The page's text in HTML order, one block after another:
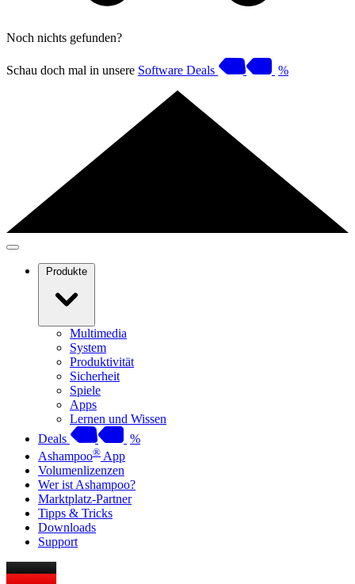
Noch nichts gefunden?
Schau doch mal in unsere Software Deals %
Produkte
Multimedia
System
Produktivität
Sicherheit
Spiele
Apps
Lernen und Wissen
Deals
%
Ashampoo® App
Volumenlizenzen
Wer ist Ashampoo?
Marktplatz-Partner
Tipps & Tricks
Downloads
Support